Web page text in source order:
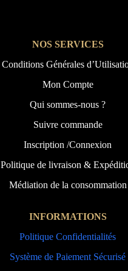
NOS SERVICES
Conditions Générales
Mon Compte
Qui sommes-nous ?
Suivre commande
Inscription /Connexion
Politique de livraison &
Médiation de la consommation
INFORMATIONS
Politique Confidentialités
Système de Paiement Sécurisé